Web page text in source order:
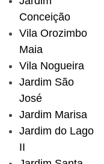
Conceição
Vila Orozimbo
Maia
Vila Nogueira
Jardim São
José
Jardim Marisa
Jardim do Lago
II